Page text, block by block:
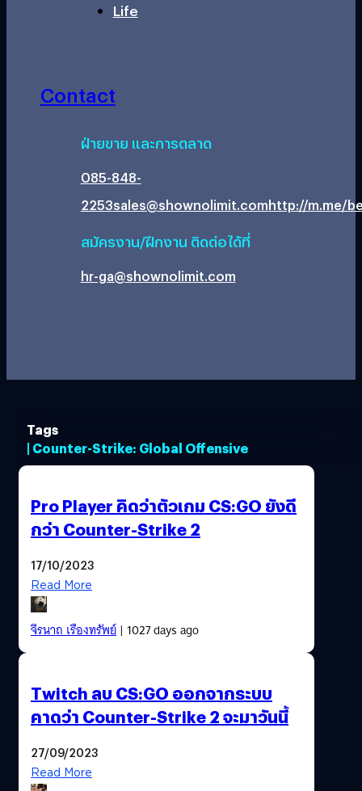
Life
Contact
ฝ่ายขาย และการตลาด
085-848-
2253sales@shownolimit.comhttp://m.me/
สมัครงาน/ฝึกงาน ติดต่อได้ที่
hr-ga@shownolimit.com
Tags
| Counter-Strike: Global Offensive
Pro Player คิดว่าตัวเกม CS:GO ยังดี
กว่า Counter-Strike 2
17/10/2023
Read More
จีรนาถ เรืองทรัพย์| 1027 days ago
Twitch ลบ CS:GO ออกจากระบบ
คาดว่า Counter-Strike 2 จะมาวันนี้
27/09/2023
Read More